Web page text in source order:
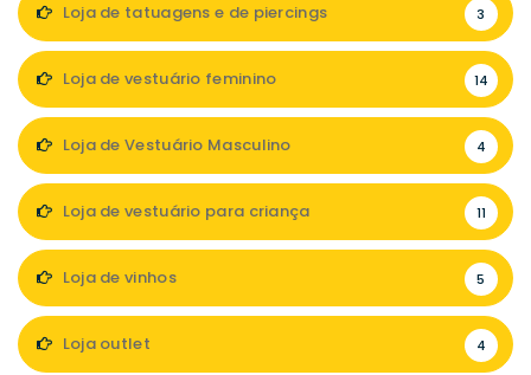
Loja de tatuagens e de piercings 3
Loja de vestuário feminino 14
Loja de Vestuário Masculino 4
Loja de vestuário para criança 11
Loja de vinhos 5
Loja outlet 4